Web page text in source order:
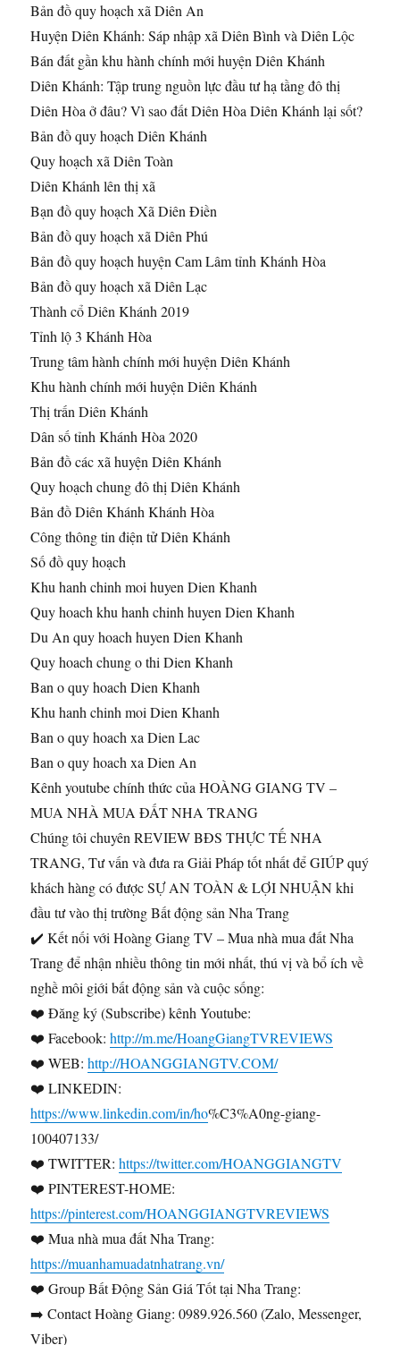
Bản đồ quy hoạch xã Diên An
Huyện Diên Khánh: Sáp nhập xã Diên Bình và Diên Lộc
Bán đất gần khu hành chính mới huyện Diên Khánh
Diên Khánh: Tập trung nguồn lực đầu tư hạ tầng đô thị
Diên Hòa ở đâu? Vì sao đất Diên Hòa Diên Khánh lại sốt?
Bản đồ quy hoạch Diên Khánh
Quy hoạch xã Diên Toàn
Diên Khánh lên thị xã
Bạn đồ quy hoạch Xã Diên Điền
Bản đồ quy hoạch xã Diên Phú
Bản đồ quy hoạch huyện Cam Lâm tỉnh Khánh Hòa
Bản đồ quy hoạch xã Diên Lạc
Thành cổ Diên Khánh 2019
Tỉnh lộ 3 Khánh Hòa
Trung tâm hành chính mới huyện Diên Khánh
Khu hành chính mới huyện Diên Khánh
Thị trấn Diên Khánh
Dân số tỉnh Khánh Hòa 2020
Bản đồ các xã huyện Diên Khánh
Quy hoạch chung đô thị Diên Khánh
Bản đồ Diên Khánh Khánh Hòa
Công thông tin điện tử Diên Khánh
Số đồ quy hoạch
Khu hanh chinh moi huyen Dien Khanh
Quy hoach khu hanh chinh huyen Dien Khanh
Du An quy hoach huyen Dien Khanh
Quy hoach chung o thi Dien Khanh
Ban o quy hoach Dien Khanh
Khu hanh chinh moi Dien Khanh
Ban o quy hoach xa Dien Lac
Ban o quy hoach xa Dien An
Kênh youtube chính thức của HOÀNG GIANG TV –
MUA NHÀ MUA ĐẤT NHA TRANG
Chúng tôi chuyên REVIEW BĐS THỰC TẾ NHA
TRANG, Tư vấn và đưa ra Giải Pháp tốt nhất để GIÚP quý
khách hàng có được SỰ AN TOÀN & LỢI NHUẬN khi
đầu tư vào thị trường Bất động sản Nha Trang
✔️ Kết nối với Hoàng Giang TV – Mua nhà mua đất Nha
Trang để nhận nhiều thông tin mới nhất, thú vị và bổ ích về
nghề môi giới bất động sản và cuộc sống:
❤️ Đăng ký (Subscribe) kênh Youtube:
❤️ Facebook:http://m.me/HoangGiangTVREVIEWS
❤️ WEB:http://HOANGGIANGTV.COM/
❤️ LINKEDIN:
https://www.linkedin.com/in/ho%C3%A0ng-giang-
100407133/
❤️ TWITTER:https://twitter.com/HOANGGIANGTV
❤️ PINTEREST-HOME:
https://pinterest.com/HOANGGIANGTVREVIEWS
❤️ Mua nhà mua đất Nha Trang:
https://muanhamuadatnhatrang.vn/
❤️ Group Bất Động Sản Giá Tốt tại Nha Trang:
➡️ Contact Hoàng Giang: 0989.926.560 (Zalo, Messenger,
Viber)